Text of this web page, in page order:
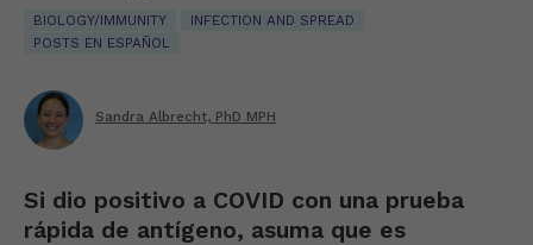
BIOLOGY/IMMUNITY
INFECTION AND SPREAD
POSTS EN ESPAÑOL
Sandra Albrecht, PhD MPH
Si dio positivo a COVID con una prueba
rápida de antígeno, asuma que es